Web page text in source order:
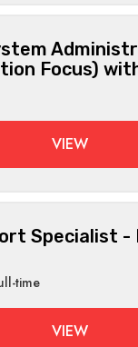
Focus)
VIEW
Specialist -
time
VIEW